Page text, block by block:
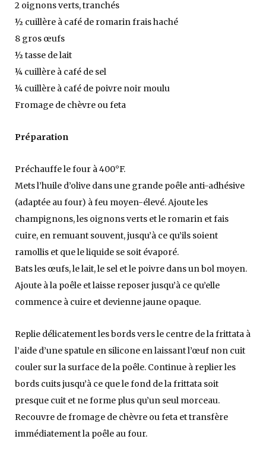
2 oignons verts, tranchés
½ cuillère à café de romarin frais haché
8 gros œufs
½ tasse de lait
¼ cuillère à café de sel
¼ cuillère à café de poivre noir moulu
Fromage de chèvre ou feta
Préparation
Préchauffe le four à 400°F.
Mets l’huile d’olive dans une grande poêle anti-adhésive
(adaptée au four) à feu moyen-élevé. Ajoute les
champignons, les oignons verts et le romarin et fais
cuire, en remuant souvent, jusqu’à ce qu’ils soient
ramollis et que le liquide se soit évaporé.
Bats les œufs, le lait, le sel et le poivre dans un bol moyen.
Ajoute à la poêle et laisse reposer jusqu’à ce qu’elle
commence à cuire et devienne jaune opaque.
Replie délicatement les bords vers le centre de la frittata à
l’aide d’une spatule en silicone en laissant l’œuf non cuit
couler sur la surface de la poêle. Continue à replier les
bords cuits jusqu’à ce que le fond de la frittata soit
presque cuit et ne forme plus qu’un seul morceau.
Recouvre de fromage de chèvre ou feta et transfère
immédiatement la poêle au four.